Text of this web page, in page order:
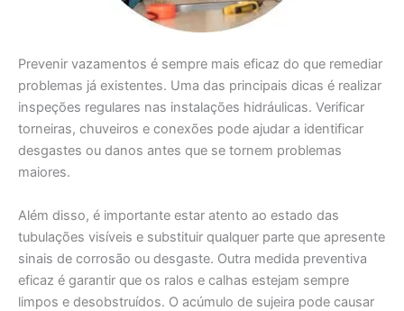
Prevenir vazamentos é sempre mais eficaz do que remediar
problemas já existentes. Uma das principais dicas é realizar
inspeções regulares nas instalações hidráulicas. Verificar
torneiras, chuveiros e conexões pode ajudar a identificar
desgastes ou danos antes que se tornem problemas
maiores.
Além disso, é importante estar atento ao estado das
tubulações visíveis e substituir qualquer parte que apresente
sinais de corrosão ou desgaste. Outra medida preventiva
eficaz é garantir que os ralos e calhas estejam sempre
limpos e desobstruídos. O acúmulo de sujeira pode causar